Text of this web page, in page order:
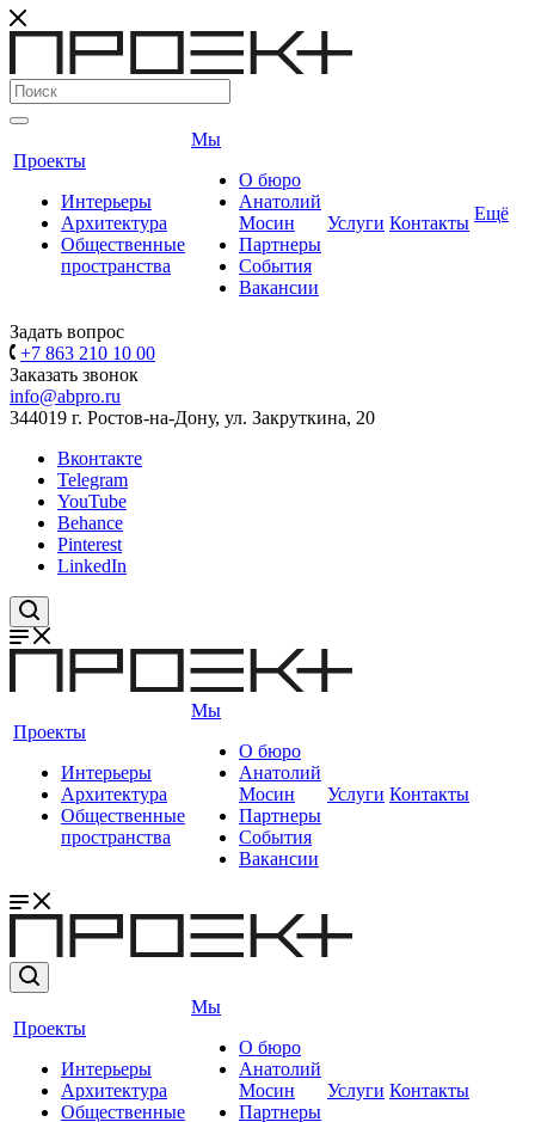
Проекты
Интерьеры
Архитектура
Общественные
пространства
Мы
О бюро
Анатолий
Мосин
Партнеры
События
Вакансии
Услуги Контакты Ещё
Задать вопрос
+7 863 210 10 00
Заказать звонок
info@abpro.ru
344019 г. Ростов-на-Дону, ул. Закруткина, 20
Вконтакте
Telegram
YouTube
Behance
Pinterest
LinkedIn
Проекты
Интерьеры
Архитектура
Общественные
пространства
Мы
О бюро
Анатолий
Мосин
Партнеры
События
Вакансии
Услуги Контакты
Проекты
Интерьеры
Архитектура
Общественные
Мы
О бюро
Анатолий
Мосин
Партнеры
Услуги Контакты